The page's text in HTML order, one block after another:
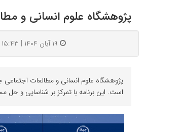
پژوهشگاه علوم انسانی و
۱۹ آبان ۱۴۰۴ | ۱۵:۴۳
پژوهشگاه علوم انسانی و مطالعات
است. این برنامه با تمرکز بر شناسایی و